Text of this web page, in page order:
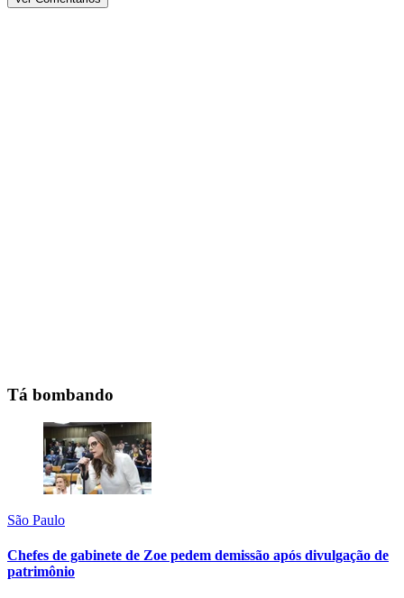
Tá bombando
São Paulo
Chefes de gabinete de Zoe pedem demissão após divulgação de
patrimônio